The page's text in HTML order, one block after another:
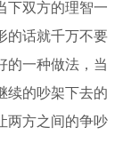
下双方的理智一
的话就千万不要
的一种做法，当
续的吵架下去的
两方之间的争吵